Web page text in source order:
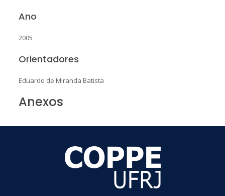
Ano
2005
Orientadores
Eduardo de Miranda Batista
Anexos